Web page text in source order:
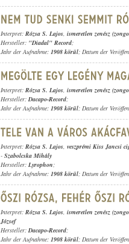
Interpret: Rózsa S. Lajos, ismeretlen zenész
Hersteller: "Diadal" Record;
Jahr der Aufnahme: 1908 körül; Datum der
Interpret: Rózsa S. Lajos, ismeretlen zenész
Hersteller:Dacapo-Record;
Jahr der Aufnahme: 1908 körül; Datum der
Interpret: Rózsa S. Lajos, veszprémi Kiss Jancsi
- Szabolcska Mihály
Hersteller: Lyrophon;
Jahr der Aufnahme: 1908 körül; Datum der
Interpret: Rózsa S. Lajos, ismeretlen zenész
József
Hersteller:Dacapo-Record;
Jahr der Aufnahme: 1908 körül; Datum der